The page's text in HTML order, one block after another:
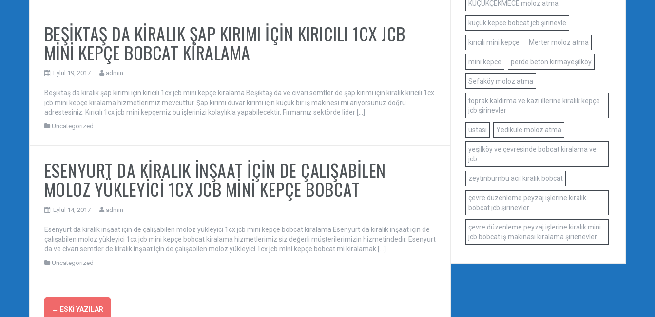
BEŞİKTAŞ DA KİRALIK ŞAP KIRIMI İÇİN KIRICILI 1CX JCB
MİNİ KEPÇE BOBCAT KİRALAMA
Eylül 19, 2017 admin
Beşiktaş da kiralık şap kırımı için kırıcılı 1cx jcb mini kepçe kiralama Beşiktaş da ve civarı semtler de şap kırımı için kiralık kırıcılı 1cx
jcb mini kepçe kiralama hizmetlerimiz mevcuttur. Şap kırımı duvar kırımı için küçük bir iş makinesi mi arıyorsunuz doğru
adrestesiniz. Kırıcılı 1cx jcb mini kepçemiz bu işlerinizi kolaylıkla yapabilecektir. Firmamız sektörde lider […]
Uncategorized
ESENYURT DA KİRALIK İNŞAAT İÇİN DE ÇALIŞABİLEN
MOLOZ YÜKLEYİCİ 1CX JCB MİNİ KEPÇE BOBCAT
Eylül 14, 2017 admin
Esenyurt da kiralık inşaat için de çalışabilen moloz yükleyici 1cx jcb mini kepçe bobcat kiralama Esenyurt da kiralık inşaat için de
çalışabilen moloz yükleyici 1cx jcb mini kepçe bobcat kiralama hizmetlerimiz siz değerli müşterilerimizin hizmetindedir. Esenyurt
da ve civarı semtler de kiralık inşaat için de çalışabilen moloz yükleyici 1cx jcb mini kepçe bobcat mi kiralamak […]
Uncategorized
Yazı
← ESKI YAZILAR
KÜÇÜKÇEKMECE moloz atma
küçük kepçe bobcat jcb şirinevle
kırıcılı mini kepçe Merter moloz atma
mini kepce perde beton kırmayeşilköy
Sefaköy moloz atma
toprak kaldırma ve kazı illerine kiralık kepçe
jcb şirinevler
ustası Yedikule moloz atma
yeşilköy ve çevresinde bobcat kiralama ve
jcb
zeytinburnbu acil kiralık bobcat
çevre düzenleme peyzaj işlerine kiralık
bobcat jcb şirinevler
çevre düzenleme peyzaj işlerine kiralık mini
jcb bobcat iş makinası kiralama şirienevler